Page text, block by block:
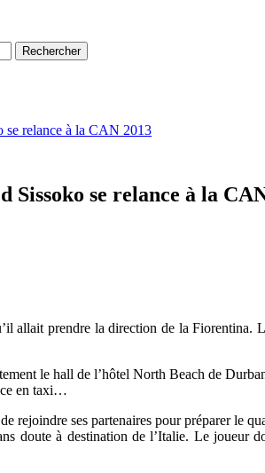
se relance à la CAN 2013
Sissoko se relance à la
allait prendre la direction de la Fiorentina.
le hall de l’hôtel North Beach de
en taxi…
de rejoindre ses partenaires pour préparer le
doute à destination de l’Italie. Le